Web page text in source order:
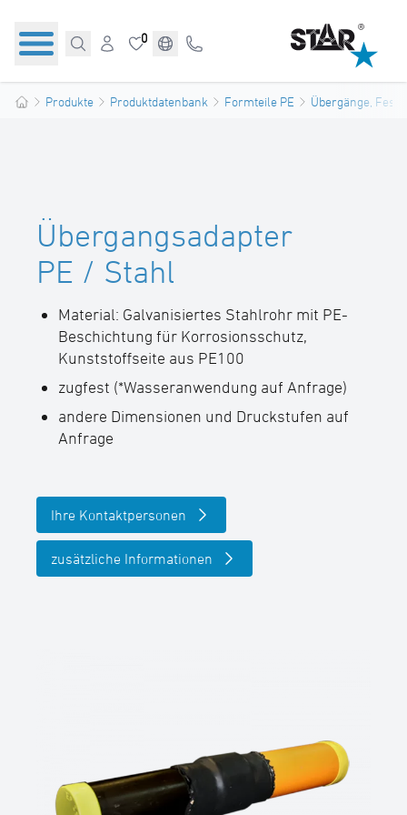
0
Produkte Produktdatenbank Formteile PE Übergänge,
Übergangsadapter
PE / Stahl
Material: Galvanisiertes Stahlrohr mit PE-
Beschichtung für Korrosionsschutz,
Kunststoffseite aus PE100
zugfest (*Wasseranwendung auf Anfrage)
andere Dimensionen und Druckstufen auf
Anfrage
Ihre Kontaktpersonen
zusätzliche Informationen